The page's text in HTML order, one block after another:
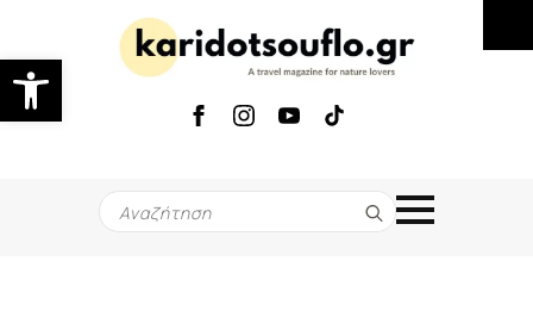
Ανοίξτε τη γραμμή εργαλείων
Search
for: